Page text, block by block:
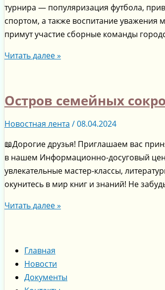
турнира — популяризация футбола,
спортом, а также воспитание уважения
примут участие сборные команды
Читать далее »
Остров семейных
Новостная лента /08.04.2024
📖Дорогие друзья! Приглашаем вас
в нашем Информационно-досуговый
увлекательные мастер-классы,
окунитесь в мир книг и знаний! Не
Читать далее »
Главная
Новости
Документы